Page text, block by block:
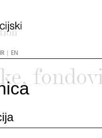
| EN
fondovi